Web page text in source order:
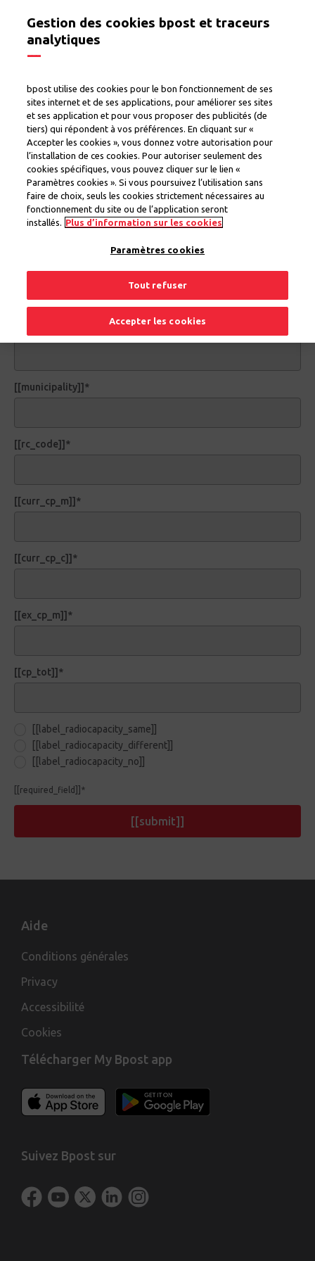
fin d’année 2025
Faites-nous savoir si vous pouvez mettre à
disposition une capacité supplémentaire à partir
du 11/11/2025 (Singles Day) dans votre Point
Poste/Point Colis.
Vous trouverez ci-dessous toutes les données de
[[n_pp_ppc]]*
[[municipality]]*
[[rc_code]]*
[[curr_cp_m]]*
[[curr_cp_c]]*
[[ex_cp_m]]*
[[cp_tot]]*
[[label_radiocapacity_same]]
[[label_radiocapacity_different]]
[[label_radiocapacity_no]]
[[required_field]]*
[[submit]]
Aide
Conditions générales
Privacy
Accessibilité
Cookies
Télécharger My Bpost app
Suivez Bpost sur
Gestion des cookies bpost et traceurs
analytiques
bpost utilise des cookies pour le bon fonctionnement de ses
sites internet et de ses applications, pour améliorer ses sites
et ses application et pour vous proposer des publicités (de
tiers) qui répondent à vos préférences. En cliquant sur «
Accepter les cookies », vous donnez votre autorisation pour
l’installation de ces cookies. Pour autoriser seulement des
cookies spécifiques, vous pouvez cliquer sur le lien «
Paramètres cookies ». Si vous poursuivez l’utilisation sans
faire de choix, seuls les cookies strictement nécessaires au
fonctionnement du site ou de l’application seront
installés. Plus d’information sur les cookies
Paramètres cookies
Tout refuser
Accepter les cookies